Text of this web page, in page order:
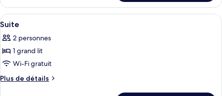
avec
lits
jumeaux
le
type
de
Chambre
Supérieure
lits
jumeaux
Afficher
toutes
les
photos
pour
ce
Minibar, coffres-forts dans les
8
Suite
2 personnes
1 grand lit
Wi-Fi gratuit
Plus de détails
Plus